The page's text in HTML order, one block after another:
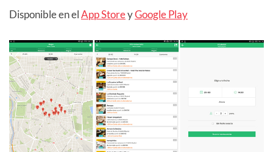
Disponible en elApp StoreyGoogle Play